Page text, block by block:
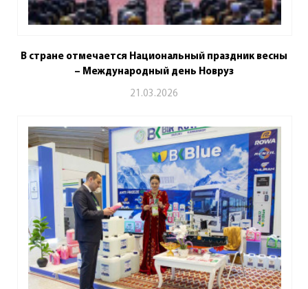
В стране отмечается Национальный праздник весны
– Международный день Новруз
21.03.2026